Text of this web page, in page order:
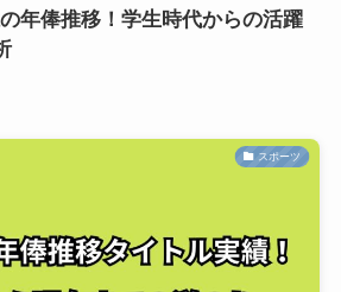
の年俸推移！学生時代からの活躍
スポーツ